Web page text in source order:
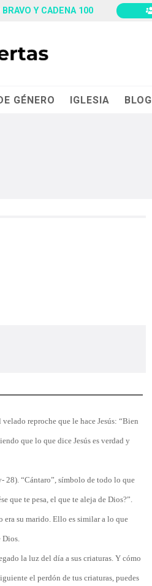
Y CADENA 100
GÉNERO IGLESIA BLOG
reproche que le hace Jesús: “Bien
que lo que dice Jesús es verdad y
28). “Cántaro”, símbolo de todo lo que
que te pesa, el que te aleja de Dios?”.
su marido. Ello es similar a lo que
Dios.
la luz del día a sus criaturas. Y cómo
el perdón de tus criaturas, puedes